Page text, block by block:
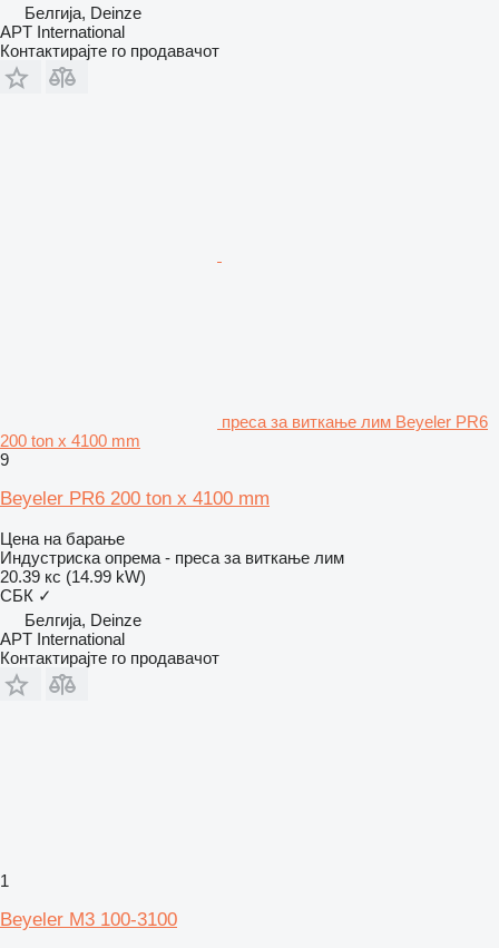
Белгија, Deinze
APT International
Контактирајте го продавачот
преса за виткање лим Beyeler PR6
200 ton x 4100 mm
9
Beyeler PR6 200 ton x 4100 mm
Цена на барање
Индустриска опрема - преса за виткање лим
20.39 кс (14.99 kW)
СБК ✓
Белгија, Deinze
APT International
Контактирајте го продавачот
1
Beyeler M3 100-3100